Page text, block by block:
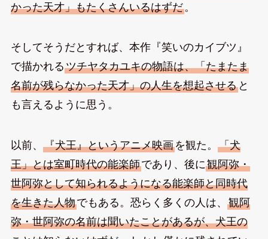
かった天才」もたくさんいるはずだ。
そしてそうだとすれば、本作『笑いのカイブツ』
で描かれるツチヤタカユキの物語は、「たまたま
名前が残らなかった天才」の人生を想起させると
も言えるように思う。
以前、 『犬王』というアニメ映画を観た。 「犬
王」とは室町時代の能楽師であり、後に観阿弥・
世阿弥として知られるようになる能楽師と同時代
を生きた人物でもある。恐らく多くの人は、 観阿
弥・世阿弥の名前は聞いたことがあるが、犬王の